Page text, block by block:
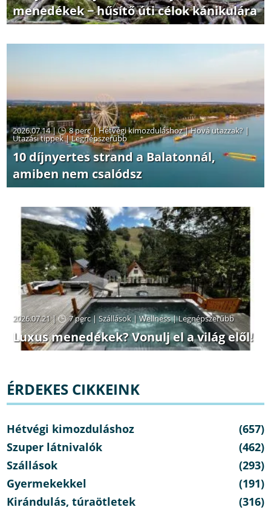
menedékek − hűsítő úti célok kánikulára
2026.07.14 | 8 perc|Hétvégi kimozduláshoz|Hová utazzak? |
Utazási tippek|Legnépszerűbb
10 díjnyertes strand a Balatonnál,
amiben nem csalódsz
2026.07.21 | 7 perc|Szállások|Wellness|Legnépszerűbb
Luxus menedékek? Vonulj el a világ elől!
ÉRDEKES CIKKEINK
Hétvégi kimozduláshoz
(657)
Szuper látnivalók
(462)
Szállások
(293)
Gyermekekkel
(191)
Kirándulás, túraötletek
(316)